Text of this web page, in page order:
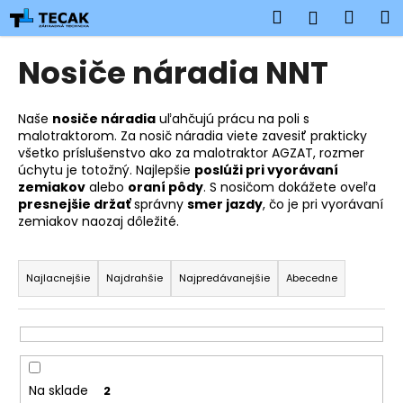
Prejsť
na
obsah
Hľadať
Nosiče náradia NNT
Naše nosiče náradia uľahčujú prácu na poli s
malotraktorom. Za nosič náradia viete zavesiť prakticky
všetko príslušenstvo ako za malotraktor AGZAT, rozmer
úchytu je totožný. Najlepšie poslúži pri vyorávaní
zemiakov alebo oraní pôdy. S nosičom dokážete oveľa
presnejšie držaťsprávny smer jazdy, čo je pri vyorávaní
zemiakov naozaj dôležité.
R
a
d
e
n
Najlacnejšie Najdrahšie Najpredávanejšie Abecedne
Na sklade 2
K
o
o
p
o
t
r
b
u
j
e
t
e